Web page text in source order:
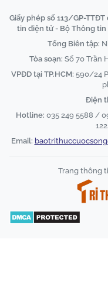
Giấy phép số 113/GP-
tin điện tử - Bộ Thông
Tổng Biên tập:
Tòa soạn: Số 70 Trần
VPĐD tại TP.HCM: 590/24
Điện
Hotline: 035 249 5588 /
Email:
Trang thông